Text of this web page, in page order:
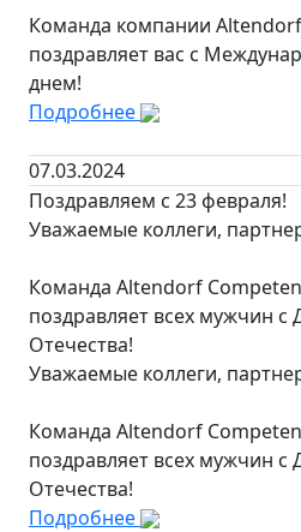
Команда компании
поздравляет вас с
днем!
Подробнее
07.03.2024
Поздравляем с 23 февраля!
Уважаемые коллеги,
Команда Altendorf
поздравляет всех мужчин
Отечества!
Уважаемые коллеги,
Команда Altendorf
поздравляет всех мужчин
Отечества!
Подробнее